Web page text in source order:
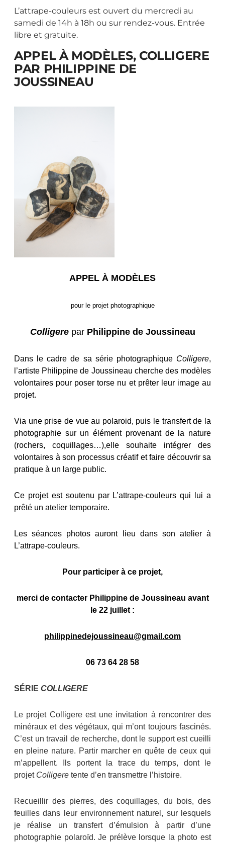
L’attrape-couleurs est ouvert du mercredi au
samedi de 14h à 18h ou sur rendez-vous. Entrée
libre et gratuite.
APPEL À MODÈLES, COLLIGERE
PAR PHILIPPINE DE
JOUSSINEAU
APPEL À MODÈLES
pour le projet photographique
Colligere par Philippine de Joussineau
Dans le cadre de sa série photographique Colligere,
l’artiste Philippine de Joussineau cherche des modèles
volontaires pour poser torse nu et prêter leur image au
projet.
Via une prise de vue au polaroid, puis le transfert de la
photographie sur un élément provenant de la nature
(rochers, coquillages…),elle souhaite intégrer des
volontaires à son processus créatif et faire découvrir sa
pratique à un large public.
Ce projet est soutenu par L’attrape-couleurs qui lui a
prêté un atelier temporaire.
Les séances photos auront lieu dans son atelier à
L’attrape-couleurs.
Pour participer à ce projet,
merci de contacter Philippine de Joussineau avant
le 22 juillet :
philippinedejoussineau@gmail.com
06 73 64 28 58
SÉRIE COLLIGERE
Le projet Colligere est une invitation à rencontrer des
minéraux et des végétaux, qui m’ont toujours fascinés.
C’est un travail de recherche, dont le support est cueilli
en pleine nature. Partir marcher en quête de ceux qui
m’appellent. Ils portent la trace du temps, dont le
projet Colligere tente d’en transmettre l’histoire.
Recueillir des pierres, des coquillages, du bois, des
feuilles dans leur environnement naturel, sur lesquels
je réalise un transfert d’émulsion à partir d’une
photographie polaroïd. Je prélève lorsque la photo est